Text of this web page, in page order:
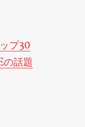
プ30
の話題